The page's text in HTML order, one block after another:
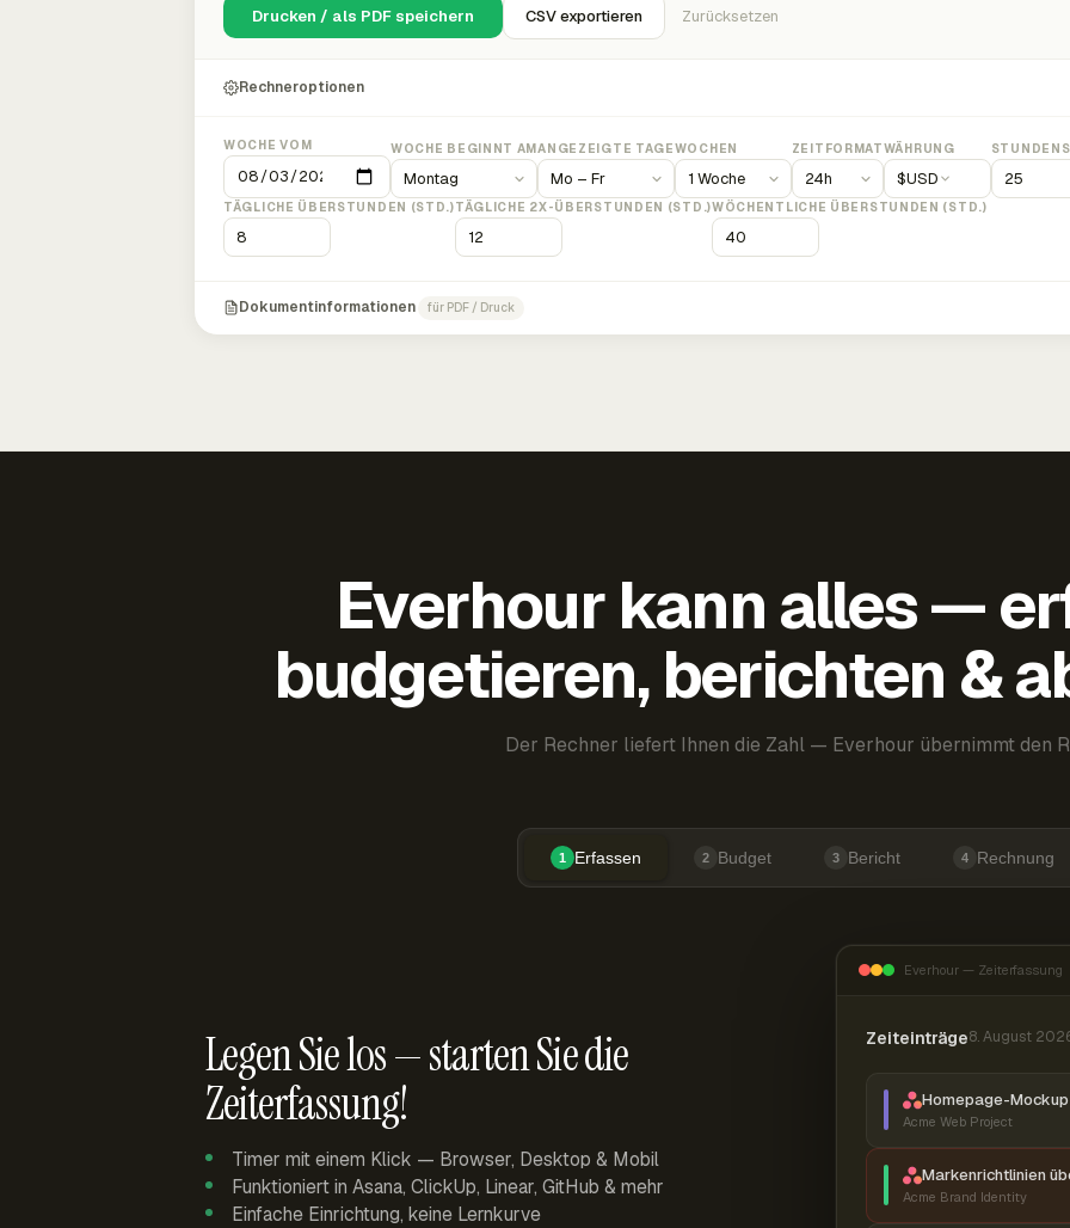
Drucken / als PDF speichern CSV exportieren Zurücksetzen
Rechneroptionen
WOCHE VOM WOCHE BEGINNT AMANGEZEIGTE TAGEWOCHEN ZEITFORMATWÄHRUNG
$USD
TÄGLICHE ÜBERSTUNDEN (STD.)TÄGLICHE 2X-ÜBERSTUNDEN (STD.)WÖCHENTLICHE ÜBERSTUNDEN (STD.)
Dokumentinformationen für PDF / Druck
Everhour kann alles —
budgetieren, berichten &
Der Rechner liefert Ihnen die Zahl — Everhour übernimmt den
1 Erfassen 2 Budget 3 Bericht 4 Rechnung
Legen Sie los — starten Sie die
Zeiterfassung!
Timer mit einem Klick — Browser, Desktop & Mobil
Funktioniert in Asana, ClickUp, Linear, GitHub & mehr
Einfache Einrichtung, keine Lernkurve
Everhour — Zeiterfassung
Zeiteinträge8. August
Homepage-
Acme Web Project
Markenrichtlinien
Acme Brand Identity